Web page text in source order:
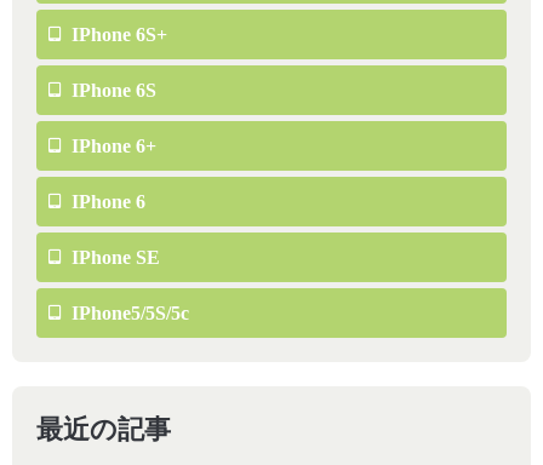
IPhone 6S+
IPhone 6S
IPhone 6+
IPhone 6
IPhone SE
IPhone5/5S/5c
最近の記事